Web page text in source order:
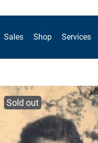
Sales Shop Services
Sold out